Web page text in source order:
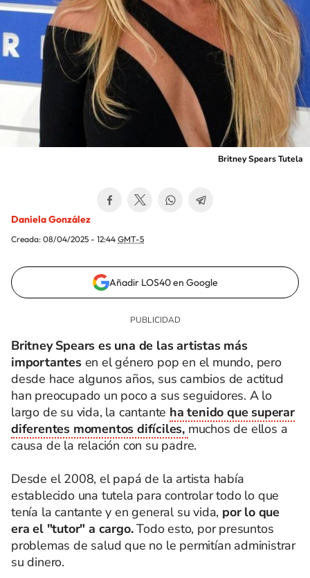
Britney Spears Tutela
Daniela González
Creada: 08/04/2025 - 12:44 GMT-5
Añadir LOS40 en Google
Britney Spears es una de las artistas más
importantesen el género pop en el mundo, pero
desde hace algunos años, sus cambios de actitud
han preocupado un poco a sus seguidores. A lo
largo de su vida, la cantante ha tenido que superar
diferentes momentos difíciles, muchos de ellos a
causa de la relación con su padre.
Desde el 2008, el papá de la artista había
establecido una tutela para controlar todo lo que
tenía la cantante y en general su vida, por lo que
era el "tutor" a cargo.Todo esto, por presuntos
problemas de salud que no le permitían administrar
su dinero.